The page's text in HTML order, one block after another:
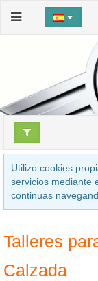
Utilizo cookies
servicios mediante
continuas
Talleres
Calzada